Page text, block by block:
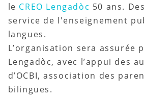
le CREO Lengadòc 50 ans.
service de l'enseignement
langues.
L’organisation sera assurée
Lengadòc, avec l’appui des
d’OCBI, association des
bilingues.